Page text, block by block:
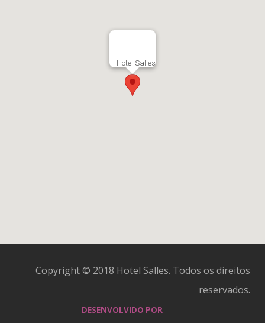
Hotel Salles
Copyright © 2018 Hotel Salles. Todos os direitos
reservados.
DESENVOLVIDO POR